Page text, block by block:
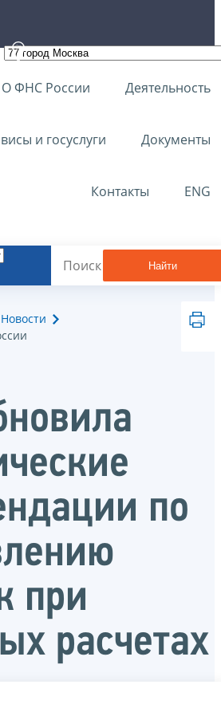
О ФНС России Деятельность
и госуслуги Документы
Контакты ENG
Найти
Новости
по
при
расчетах